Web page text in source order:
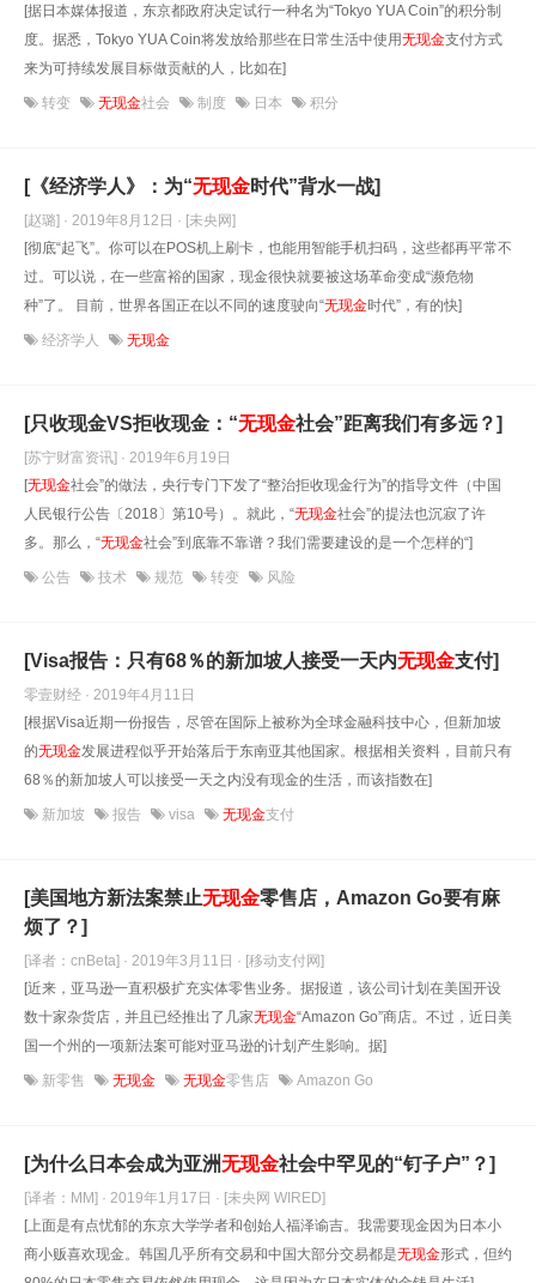
[据日本媒体报道，东京都政府决定试行一种名为“Tokyo YUA Coin”的积分制
度。据悉，Tokyo YUA Coin将发放给那些在日常生活中使用无现金支付方式
来为可持续发展目标做贡献的人，比如在]
转变 无现金社会 制度 日本 积分
[《经济学人》：为“无现金时代”背水一战]
[赵璐] · 2019年8月12日 · [未央网]
[彻底“起飞”。你可以在POS机上刷卡，也能用智能手机扫码，这些都再平常不
过。可以说，在一些富裕的国家，现金很快就要被这场革命变成“濒危物
种”了。 目前，世界各国正在以不同的速度驶向“无现金时代”，有的快]
经济学人 无现金
[只收现金VS拒收现金：“无现金社会”距离我们有多远？]
[苏宁财富资讯] · 2019年6月19日
[无现金社会”的做法，央行专门下发了“整治拒收现金行为”的指导文件（中国
人民银行公告〔2018〕第10号）。就此，“无现金社会”的提法也沉寂了许
多。那么，“无现金社会”到底靠不靠谱？我们需要建设的是一个怎样的“]
公告 技术 规范 转变 风险
[Visa报告：只有68％的新加坡人接受一天内无现金支付]
零壹财经 · 2019年4月11日
[根据Visa近期一份报告，尽管在国际上被称为全球金融科技中心，但新加坡
的无现金发展进程似乎开始落后于东南亚其他国家。根据相关资料，目前只有
68％的新加坡人可以接受一天之内没有现金的生活，而该指数在]
新加坡 报告 visa 无现金支付
[美国地方新法案禁止无现金零售店，Amazon Go要有麻
烦了？]
[译者：cnBeta] · 2019年3月11日 · [移动支付网]
[近来，亚马逊一直积极扩充实体零售业务。据报道，该公司计划在美国开设
数十家杂货店，并且已经推出了几家无现金“Amazon Go”商店。不过，近日美
国一个州的一项新法案可能对亚马逊的计划产生影响。据]
新零售 无现金 无现金零售店 Amazon Go
[为什么日本会成为亚洲无现金社会中罕见的“钉子户”？]
[译者：MM] · 2019年1月17日 · [未央网 WIRED]
[上面是有点忧郁的东京大学学者和创始人福泽谕吉。我需要现金因为日本小
商小贩喜欢现金。韩国几乎所有交易和中国大部分交易都是无现金形式，但约